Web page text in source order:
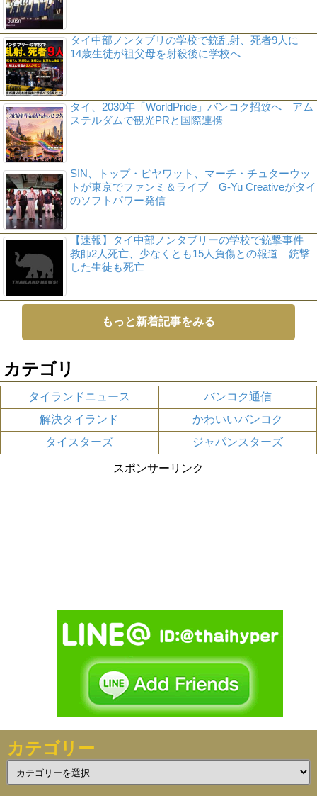
タイ中部ノンタブリの学校で銃乱射、死者9人に
14歳生徒が祖父母を射殺後に学校へ
タイ、2030年「WorldPride」バンコク招致へ アム
ステルダムで観光PRと国際連携
SIN、トップ・ピヤワット、マーチ・チュターウッ
トが東京でファンミ＆ライブ G-Yu Creativeがタイ
のソフトパワー発信
【速報】タイ中部ノンタブリーの学校で銃撃事件
教師2人死亡、少なくとも15人負傷との報道 銃撃
した生徒も死亡
もっと新着記事をみる
カテゴリ
タイランドニュース
バンコク通信
解決タイランド
かわいいバンコク
タイスターズ
ジャパンスターズ
スポンサーリンク
カテゴリー
テ